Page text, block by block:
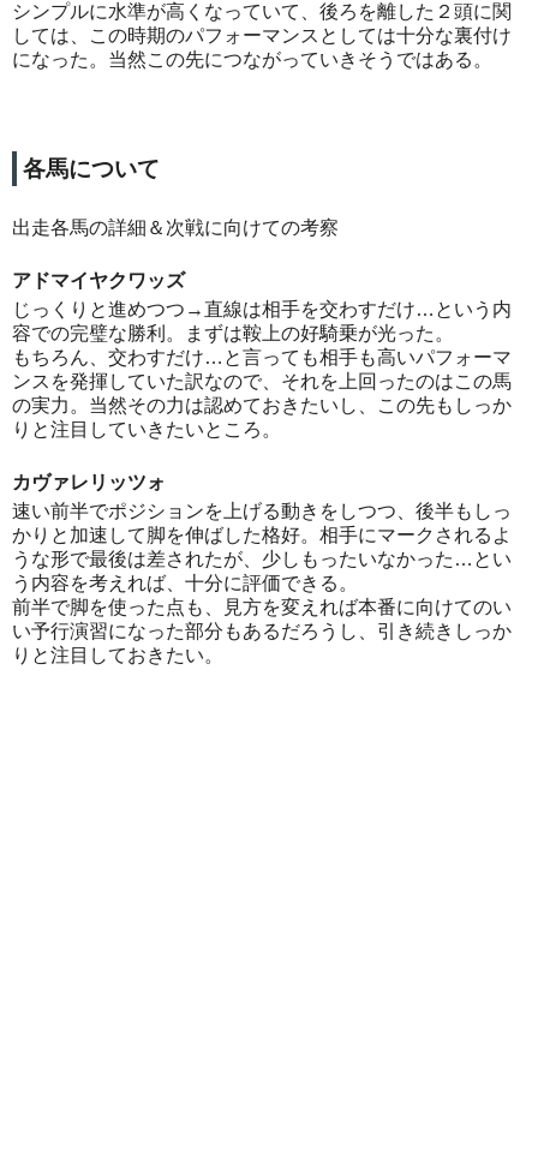
シンプルに水準が高くなっていて、後ろを離した２頭に関
しては、この時期のパフォーマンスとしては十分な裏付け
になった。当然この先につながっていきそうではある。
各馬について
出走各馬の詳細＆次戦に向けての考察
アドマイヤクワッズ
じっくりと進めつつ→直線は相手を交わすだけ…という内
容での完璧な勝利。まずは鞍上の好騎乗が光った。
もちろん、交わすだけ…と言っても相手も高いパフォーマ
ンスを発揮していた訳なので、それを上回ったのはこの馬
の実力。当然その力は認めておきたいし、この先もしっか
りと注目していきたいところ。
カヴァレリッツォ
速い前半でポジションを上げる動きをしつつ、後半もしっ
かりと加速して脚を伸ばした格好。相手にマークされるよ
うな形で最後は差されたが、少しもったいなかった…とい
う内容を考えれば、十分に評価できる。
前半で脚を使った点も、見方を変えれば本番に向けてのい
い予行演習になった部分もあるだろうし、引き続きしっか
りと注目しておきたい。